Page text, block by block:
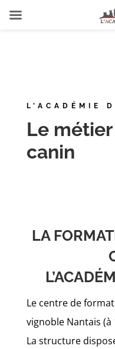
L’ACADÉMIE
Le
canin
LA
Le centre de
vignoble Nantais (à
La structure